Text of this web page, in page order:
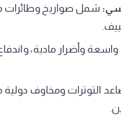
شمل صواريخ وطائرات
واسعة وأضرار مادية،
التوترات ومخاوف دولية